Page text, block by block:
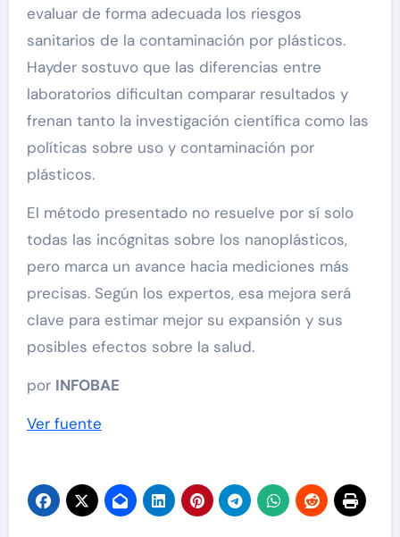
evaluar de forma adecuada los riesgos
sanitarios de la contaminación por plásticos.
Hayder sostuvo que las diferencias entre
laboratorios dificultan comparar resultados y
frenan tanto la investigación científica como las
políticas sobre uso y contaminación por
plásticos.
El método presentado no resuelve por sí solo
todas las incógnitas sobre los nanoplásticos,
pero marca un avance hacia mediciones más
precisas. Según los expertos, esa mejora será
clave para estimar mejor su expansión y sus
posibles efectos sobre la salud.
por INFOBAE
Ver fuente